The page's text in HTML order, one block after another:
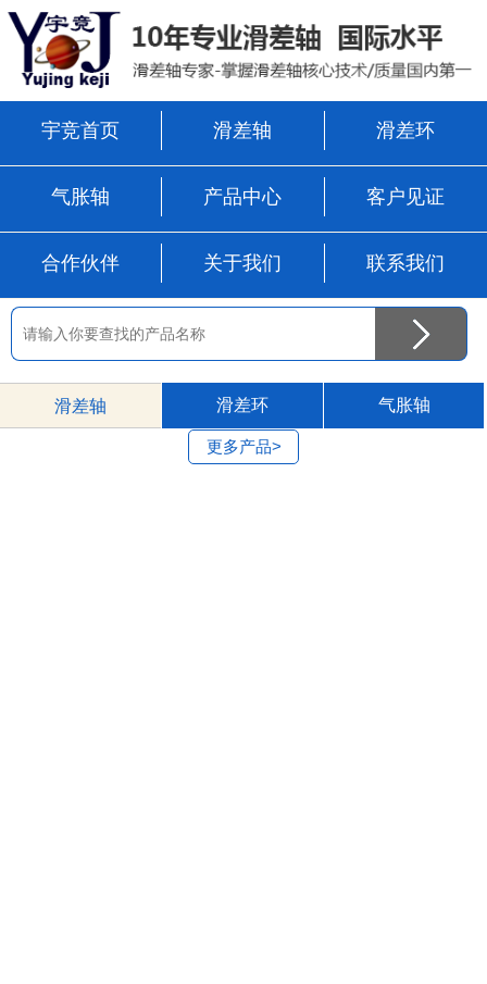
宇竞首页 滑差轴 滑差环
气胀轴 产品中心 客户见证
合作伙伴 关于我们 联系我们
滑差轴 滑差环 气胀轴
更多产品>